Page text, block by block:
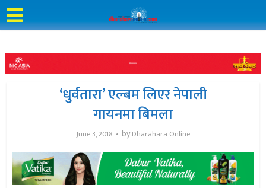
‘धुर्वतारा’ एल्बम लिएर नेपाली
गायनमा बिमला
June 3, 2018 by Dharahara Online